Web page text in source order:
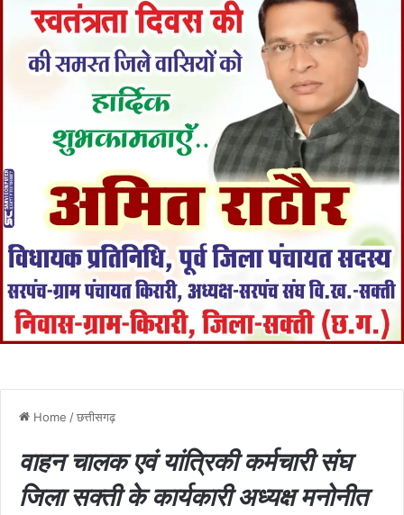
Home /छत्तीसगढ़
वाहन चालक एवं यांत्रिकी कर्मचारी संघ
जिला सक्ती के कार्यकारी अध्यक्ष मनोनीत